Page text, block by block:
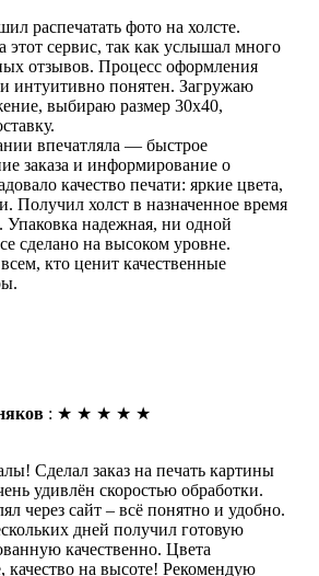
распечатать фото на холсте.
этот сервис, так как услышал много
отзывов. Процесс оформления
и интуитивно понятен. Загружаю
выбираю размер 30х40,
впечатляла — быстрое
заказа и информирование о
качество печати: яркие цвета,
Получил холст в назначенное время
Упаковка надежная, ни одной
сделано на высоком уровне.
кто ценит качественные
: ★ ★ ★ ★ ★
Сделал заказ на печать картины
удивлён скоростью обработки.
через сайт – всё понятно и удобно.
дней получил готовую
качественно. Цвета
на высоте! Рекомендую